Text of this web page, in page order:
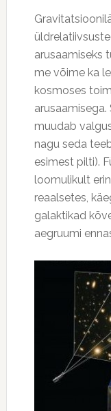
arusaamiseks
me võime ka
kosmoses
muudab
nagu seda
esimest pilti).
loomulikult
reaalsetes,
galaktikad
aegruumi